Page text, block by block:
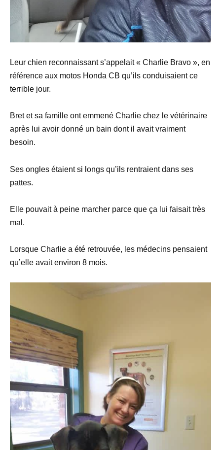
Leur chien reconnaissant s’appelait « Charlie Bravo », en
référence aux motos Honda CB qu’ils conduisaient ce
terrible jour.
Bret et sa famille ont emmené Charlie chez le vétérinaire
après lui avoir donné un bain dont il avait vraiment
besoin.
Ses ongles étaient si longs qu’ils rentraient dans ses
pattes.
Elle pouvait à peine marcher parce que ça lui faisait très
mal.
Lorsque Charlie a été retrouvée, les médecins pensaient
qu’elle avait environ 8 mois.